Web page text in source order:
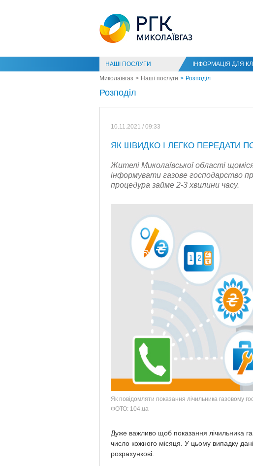
НАШІ ПОСЛУГИ ІНФОРМАЦІЯ ДЛЯ
Миколаївгаз Наші послуги Розподіл
Розподіл
10.11.2021 / 09:33
ЯК ШВИДКО І ЛЕГКО ПЕРЕДАТИ
Жителі Миколаївської області
інформувати газове господарство
процедура займе 2-3 хвилини часу.
Як повідомляти показання лічильника газовому
ФОТО: 104.ua
Дуже важливо щоб показання лічильника
число кожного місяця. У цьому випадку
розрахункові.